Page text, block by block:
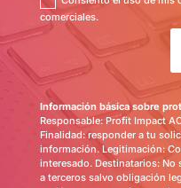
comerciales.
Información básica sobre
Responsable: Profit Impact
Finalidad: responder a tu
información. Legitimación:
interesado. Destinatarios: No
a terceros salvo obligación